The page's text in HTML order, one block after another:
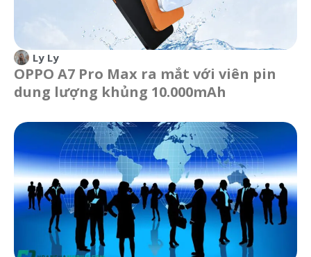
Ly Ly
OPPO A7 Pro Max ra mắt với viên pin
dung lượng khủng 10.000mAh